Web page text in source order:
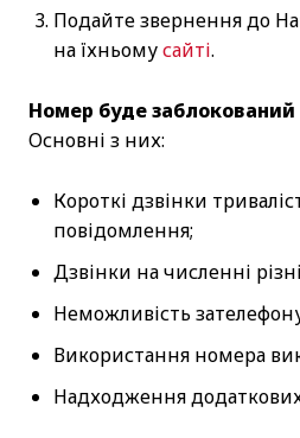
Подайте звернення до
на їхньомусайті.
Номер буде
Основні з них:
Короткі дзвінки
повідомлення;
Дзвінки на численні
Неможливість
Використання номера
Надходження